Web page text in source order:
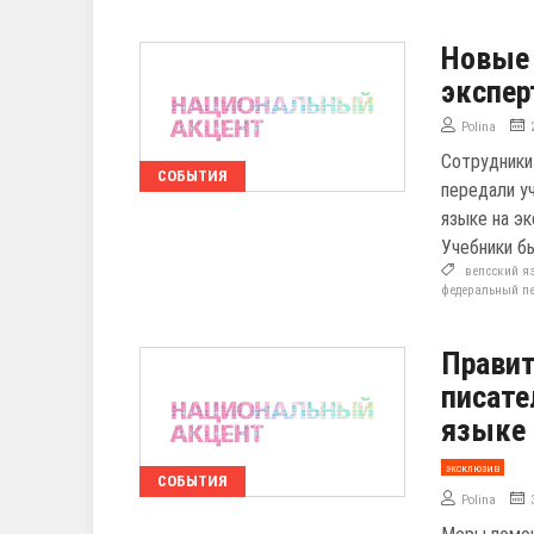
СОБЫТИЯ
Новые
Polina
передали
языке на
Учебники
вепсский
федеральный
СОБЫТИЯ
языке
эксклюзив
Polina